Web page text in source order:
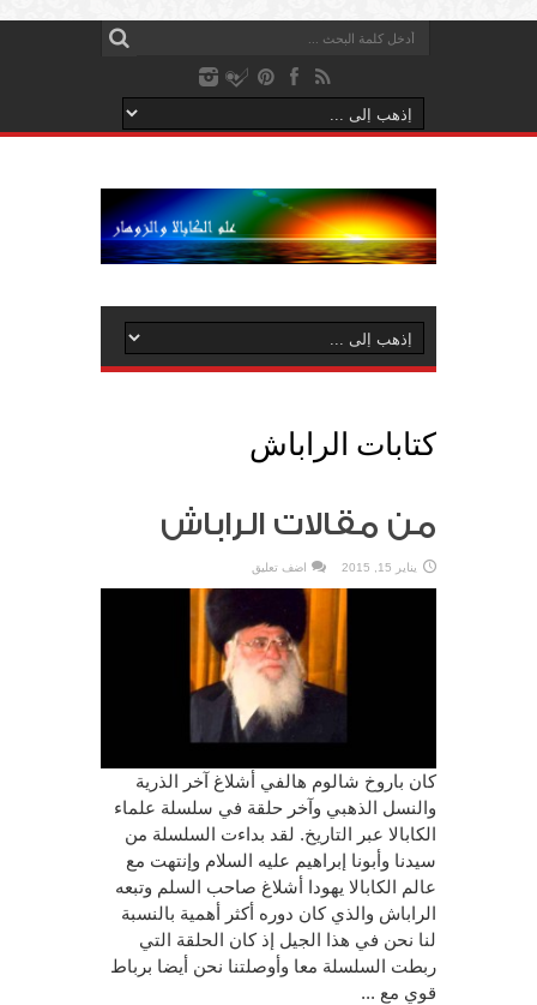
كتابات الراباش
من مقالات الراباش
يناير 15, 2015 اضف تعليق
كان باروخ شالوم هالفي أشلاغ آخر الذرية
والنسل الذهبي وآخر حلقة في سلسلة علماء
الكابالا عبر التاريخ. لقد بداءت السلسلة من
سيدنا وأبونا إبراهيم عليه السلام وإنتهت مع
عالم الكابالا يهودا أشلاغ صاحب السلم وتبعه
الراباش والذي كان دوره أكثر أهمية بالنسبة
لنا نحن في هذا الجيل إذ كان الحلقة التي
ربطت السلسلة معا وأوصلتنا نحن أيضا برباط
قوي مع ...